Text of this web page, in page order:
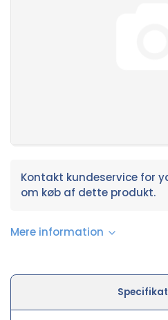
Kontakt kundeservice for
om køb af dette produkt.
Mere information